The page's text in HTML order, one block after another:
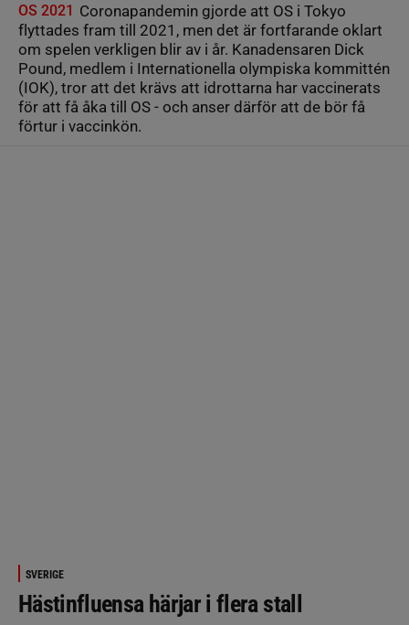
OS 2021 Coronapandemin gjorde att OS i Tokyo
flyttades fram till 2021, men det är fortfarande oklart
om spelen verkligen blir av i år. Kanadensaren Dick
Pound, medlem i Internationella olympiska kommittén
(IOK), tror att det krävs att idrottarna har vaccinerats
för att få åka till OS - och anser därför att de bör få
förtur i vaccinkön.
SVERIGE
Hästinfluensa härjar i flera stall